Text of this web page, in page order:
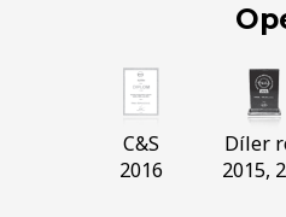
C&S
2016
Díler
2015,